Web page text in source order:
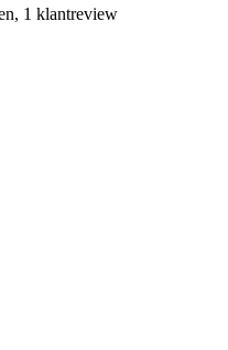
1 klantreview